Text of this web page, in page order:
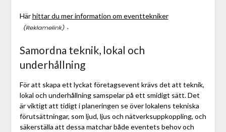
Härhittar du mer information om eventtekniker
.
Samordna teknik, lokal och
underhållning
För att skapa ett lyckat företagsevent krävs det att teknik,
lokal och underhållning samspelar på ett smidigt sätt. Det
är viktigt att tidigt i planeringen se över lokalens tekniska
förutsättningar, som ljud, ljus och nätverksuppkoppling, och
säkerställa att dessa matchar både eventets behov och